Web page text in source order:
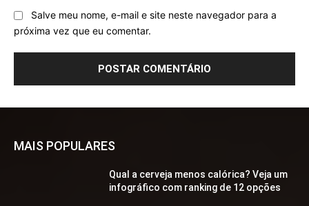
Salve meu nome, e-mail e site neste navegador para a
próxima vez que eu comentar.
MAIS POPULARES
Qual a cerveja menos calórica? Veja um
infográfico com ranking de 12 opções